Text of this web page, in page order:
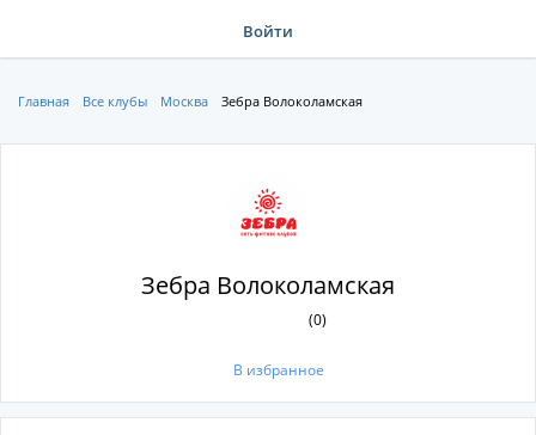
Войти
Главная Все клубы Москва Зебра Волоколамская
Зебра Волоколамская
(0)
В избранное